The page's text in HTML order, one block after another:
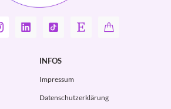
INFOS
Impressum
Datenschutzerklärung